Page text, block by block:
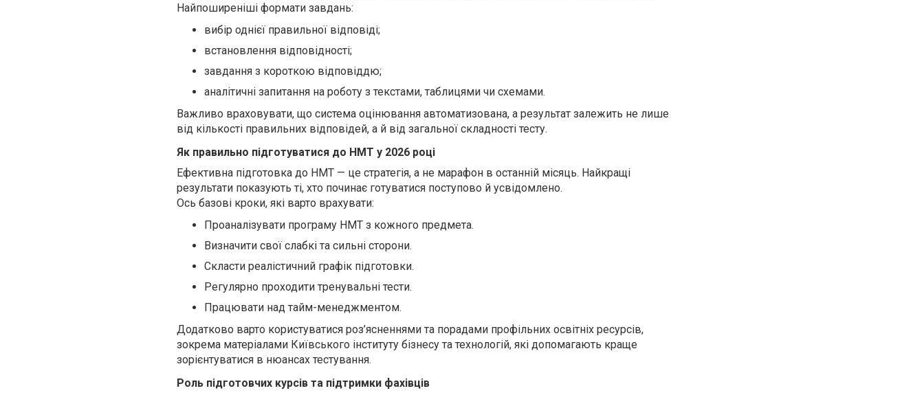
Найпоширеніші формати завдань:
вибір однієї правильної відповіді;
встановлення відповідності;
завдання з короткою відповіддю;
аналітичні запитання на роботу з текстами, таблицями чи схемами.
Важливо враховувати, що система оцінювання автоматизована, а результат залежить не лише
від кількості правильних відповідей, а й від загальної складності тесту.
Як правильно підготуватися до НМТ у 2026 році
Ефективна підготовка до НМТ — це стратегія, а не марафон в останній місяць. Найкращі
результати показують ті, хто починає готуватися поступово й усвідомлено.
Ось базові кроки, які варто врахувати:
Проаналізувати програму НМТ з кожного предмета.
Визначити свої слабкі та сильні сторони.
Скласти реалістичний графік підготовки.
Регулярно проходити тренувальні тести.
Працювати над тайм-менеджментом.
Додатково варто користуватися роз’ясненнями та порадами профільних освітніх ресурсів,
зокрема матеріалами Київського інституту бізнесу та технологій, які допомагають краще
зорієнтуватися в нюансах тестування.
Роль підготовчих курсів та підтримки фахівців